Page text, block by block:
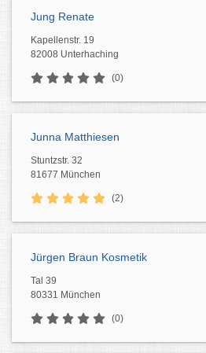
Jung Renate
Kapellenstr. 19
82008 Unterhaching
(0)
Junna Matthiesen
Stuntzstr. 32
81677 München
(2)
Jürgen Braun Kosmetik
Tal 39
80331 München
(0)